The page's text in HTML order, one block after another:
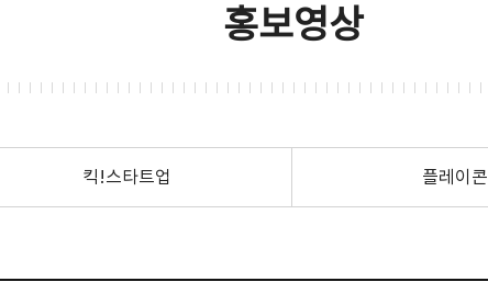
홍보영상
킥!스타트업 플레이콘